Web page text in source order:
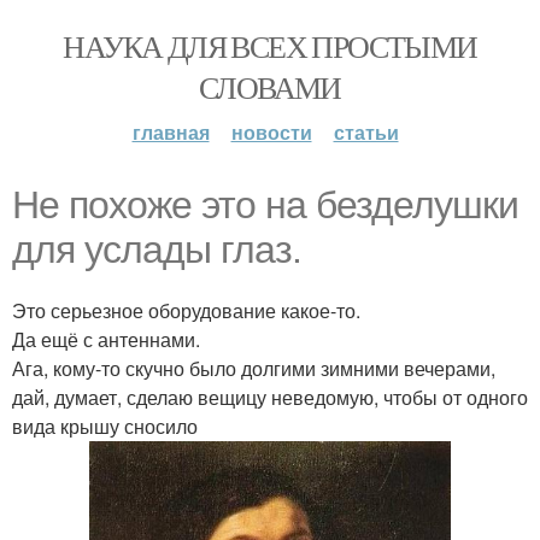
НАУКА ДЛЯ ВСЕХ ПРОСТЫМИ
СЛОВАМИ
главная новости статьи
Не похоже это на безделушки
для услады глаз.
Это серьезное оборудование какое-то.
Да ещё с антеннами.
Ага, кому-то скучно было долгими зимними вечерами,
дай, думает, сделаю вещицу неведомую, чтобы от одного
вида крышу сносило